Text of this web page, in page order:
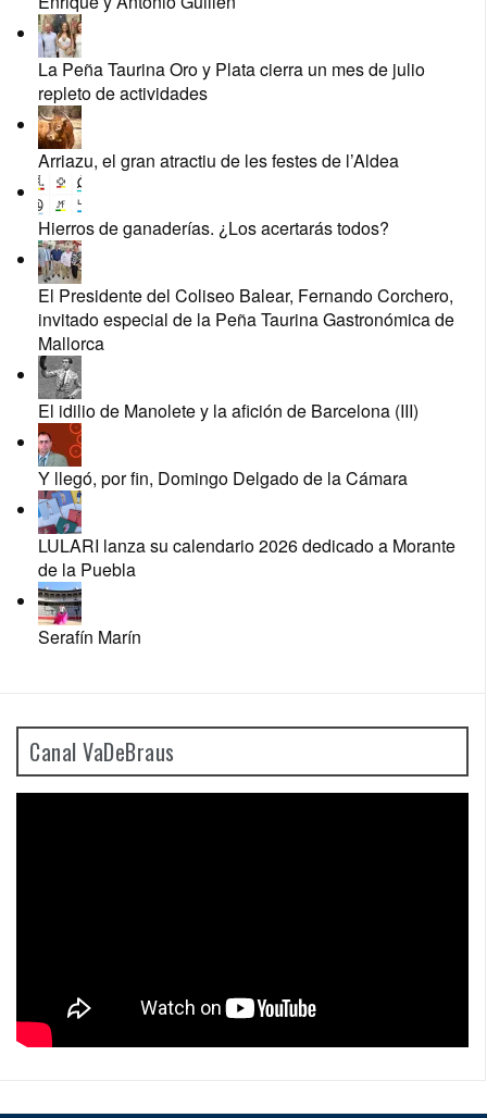
La Peña Taurina Oro y Plata cierra un mes de julio
repleto de actividades
Arriazu, el gran atractiu de les festes de l’Aldea
Hierros de ganaderías. ¿Los acertarás todos?
El Presidente del Coliseo Balear, Fernando Corchero,
invitado especial de la Peña Taurina Gastronómica de
Mallorca
El idilio de Manolete y la afición de Barcelona (III)
Y llegó, por fin, Domingo Delgado de la Cámara
LULARI lanza su calendario 2026 dedicado a Morante
de la Puebla
Serafín Marín
Canal VaDeBraus